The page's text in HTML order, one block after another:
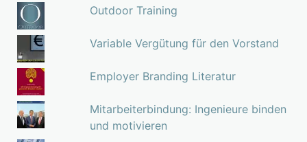
Outdoor Training
Variable Vergütung für den Vorstand
Employer Branding Literatur
Mitarbeiterbindung: Ingenieure binden
und motivieren